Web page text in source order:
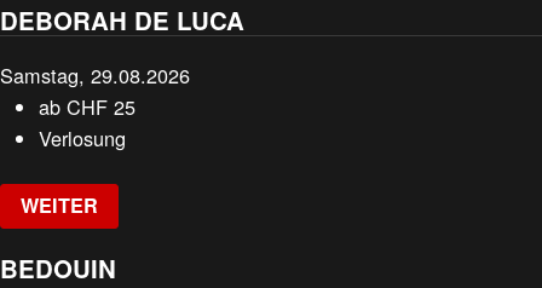
DEBORAH DE LUCA
Samstag, 29.08.2026
abCHF 25
Verlosung
WEITER
BEDOUIN